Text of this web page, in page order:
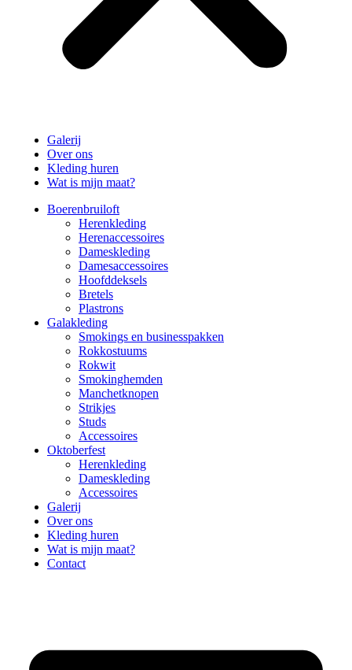
Galerij
Over ons
Kleding huren
Wat is mijn maat?
Boerenbruiloft
Herenkleding
Herenaccessoires
Dameskleding
Damesaccessoires
Hoofddeksels
Bretels
Plastrons
Galakleding
Smokings en businesspakken
Rokkostuums
Rokwit
Smokinghemden
Manchetknopen
Strikjes
Studs
Accessoires
Oktoberfest
Herenkleding
Dameskleding
Accessoires
Galerij
Over ons
Kleding huren
Wat is mijn maat?
Contact